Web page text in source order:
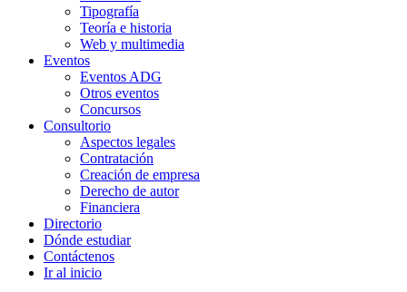
Tipografía
Teoría e historia
Web y multimedia
Eventos
Eventos ADG
Otros eventos
Concursos
Consultorio
Aspectos legales
Contratación
Creación de empresa
Derecho de autor
Financiera
Directorio
Dónde estudiar
Contáctenos
Ir al inicio